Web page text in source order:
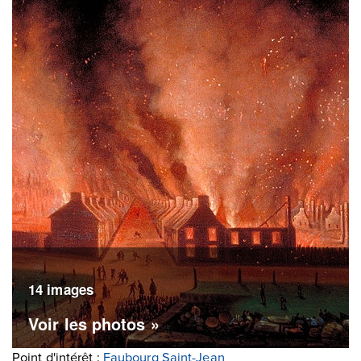
14 images
Voir les photos »
Point d'intérêt : Faubourg Saint-Jean